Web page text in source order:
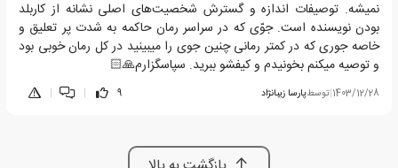
نمیشه. توصیفات اندازه و گسترش شخصیت‌های اصلی نشانه از کاربلد
بودن نویسنده است. جوّی که در سراسر رمان حاکمه به شدت پر تعلیق و
خاصه جوری که در کمتر رمانی چنین جوی را میبینید در کل رمان خوبی بود
و توصیه میکنم بخونیدم و کیفشو ببرید. سپاسگزارم🙏🏻
1403/12/28
|توسطپارسا زیبانژاد 9
|
|